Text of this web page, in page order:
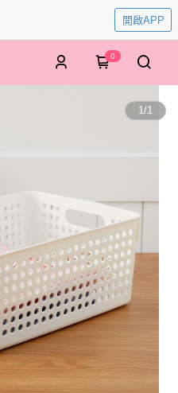
開啟APP
0
1/1